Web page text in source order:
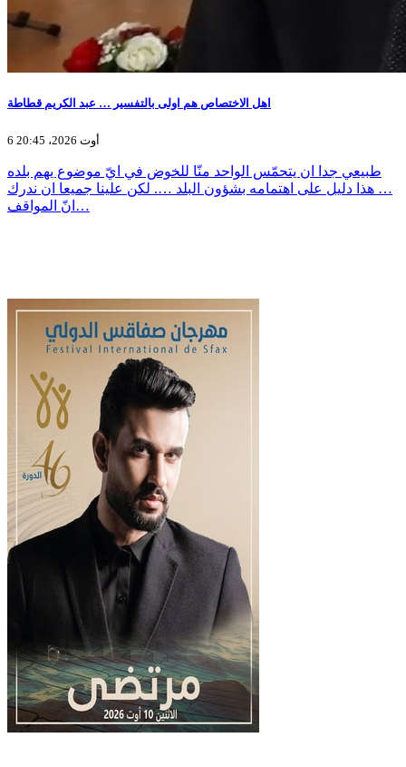
اهل الاختصاص هم اولى بالتفسير … عبد الكريم قطاطة
6 أوت 2026، 20:45
طبيعي جدا ان يتحمّس الواحد منّا للخوض في ايّ موضوع يهم بلده
… هذا دليل على اهتمامه بشؤون البلد …. لكن علينا جميعا ان ندرك
انّ المواقف…